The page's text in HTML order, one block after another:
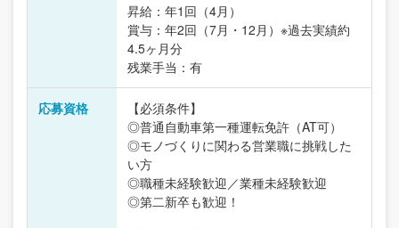
昇給：年1回（4月）
賞与：年2回（7月・12月）※過去実績約
4.5ヶ月分
残業手当：有
応募資格
【必須条件】
◎普通自動車第一種運転免許（AT可）
◎モノづくりに関わる営業職に挑戦した
い方
◎職種未経験歓迎／業種未経験歓迎
◎第二新卒も歓迎！